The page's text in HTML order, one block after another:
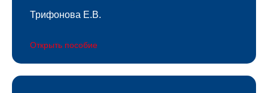
Трифонова Е.В.
Открыть пособие